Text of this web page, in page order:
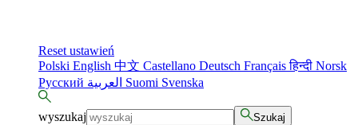
Reset ustawień
Polski English 中文 Castellano Deutsch Françaisहिन्दी Norsk
Русский
Suomi Svenska
wyszukaj Szukaj